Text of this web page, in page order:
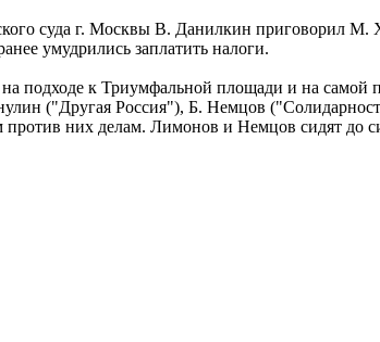
суда г. Москвы В. Данилкин приговорил
умудрились заплатить налоги.
подходе к Триумфальной площади и на
("Другая Россия"), Б. Немцов
них делам. Лимонов и Немцов сидят до